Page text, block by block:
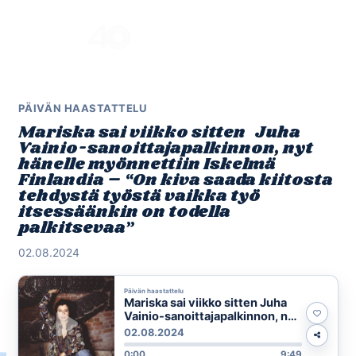
PÄIVÄN HAASTATTELU
Mariska sai viikko sitten Juha
Vainio-sanoittajapalkinnon, nyt
hänelle myönnettiin Iskelmä
Finlandia – “On kiva saada kiitosta
tehdystä työstä vaikka työ
itsessäänkin on todella
palkitsevaa”
02.08.2024
Päivän haastattelu
Mariska sai viikko sitten Juha
Vainio-sanoittajapalkinnon, nyt
hänelle myönnettiin Iskelmä
Finlandia – “On kiva saada
02.08.2024